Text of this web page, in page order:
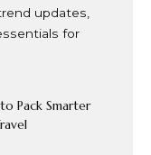
updates,
for
Pack Smarter